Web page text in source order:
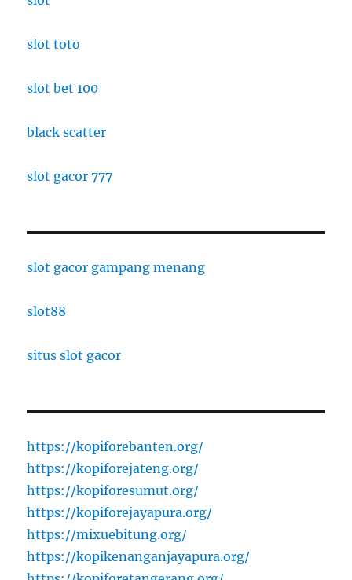
slot toto
slot bet 100
black scatter
slot gacor 777
slot gacor gampang menang
slot88
situs slot gacor
https://kopiforebanten.org/
https://kopiforejateng.org/
https://kopiforesumut.org/
https://kopiforejayapura.org/
https://mixuebitung.org/
https://kopikenanganjayapura.org/